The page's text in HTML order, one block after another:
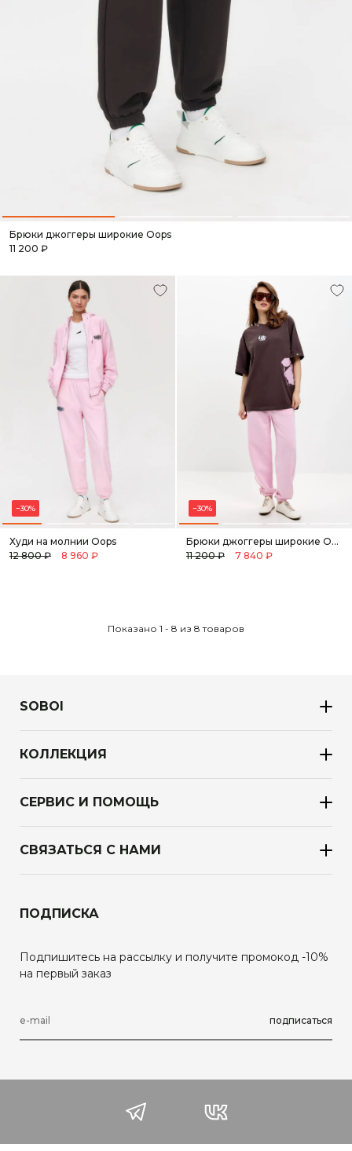
Брюки джоггеры широкие Oops
11 200 ₽
−30%
Худи на молнии Oops
12 800 ₽
8 960 ₽
−30%
Брюки джоггеры широкие Oops
11 200 ₽
7 840 ₽
Показано 1 - 8 из 8 товаров
SOBOI
КОЛЛЕКЦИЯ
СЕРВИС И ПОМОЩЬ
СВЯЗАТЬСЯ С НАМИ
ПОДПИСКА
Подпишитесь на рассылку и получите промокод -10%
на первый заказ
подписаться
оформить заказ